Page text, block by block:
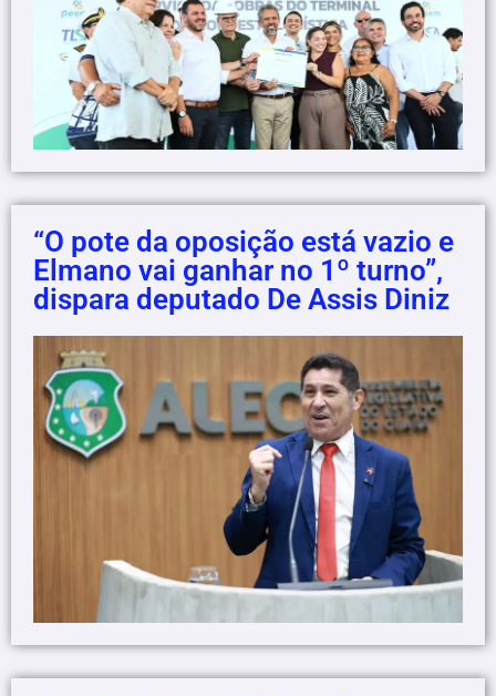
“O pote da oposição está vazio e
Elmano vai ganhar no 1º turno”,
dispara deputado De Assis Diniz